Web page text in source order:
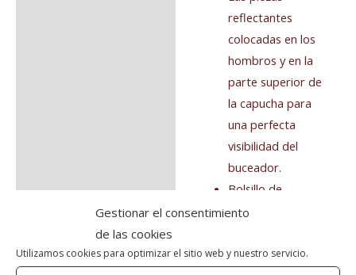
Gestionar el consentimiento
de las cookies
Utilizamos cookies para optimizar el sitio web y nuestro servicio.
reflectantes
colocadas en los
hombros y en la
parte superior de
la capucha para
una perfecta
visibilidad del
buceador.
Bolsillo de
Autodrenaje con
Velcro.en cada